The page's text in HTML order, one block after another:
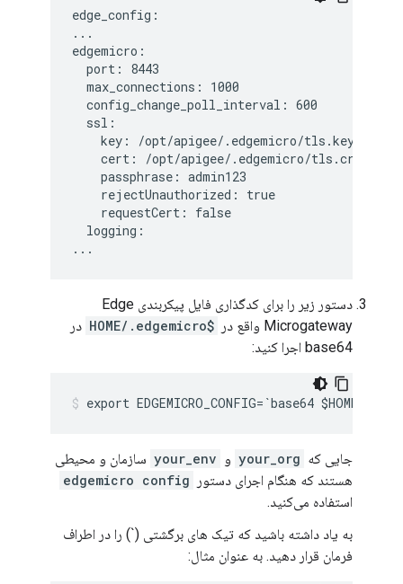
edge_config:
...
edgemicro:
  port: 8443
  max_connections: 1000
  config_change_poll_interval: 600
  ssl:
    key: /opt/apigee/.edgemicro/tls.key
    cert: /opt/apigee/.edgemicro/tls.crt
    passphrase: admin123
    rejectUnauthorized: true
    requestCert: false
  logging:
دستور زیر را برای کدگذاری فایل پیکربندی Edge
Microgateway واقع در
$HOME/.edgemicro
در
base64 اجرا کنید:
export EDGEMICRO_CONFIG=`base64 $HOME/
جایی که your_org و your_env سازمان و محیطی
هستند که هنگام اجرای دستور
edgemicro config
استفاده می‌کنید.
به یاد داشته باشید که تیک های برگشتی (`) را در اطراف
فرمان قرار دهید. به عنوان مثال: